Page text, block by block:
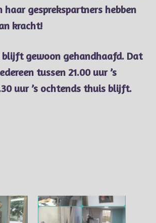
haar gesprekspartners hebben
kracht!
blijft gewoon gehandhaafd. Dat
tussen 21.00 uur ’s
uur ’s ochtends thuis blijft.